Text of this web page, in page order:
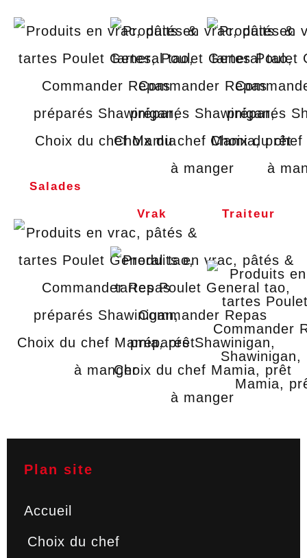
Salades
Vrak Traiteur
Plan site
Accueil
Choix du chef